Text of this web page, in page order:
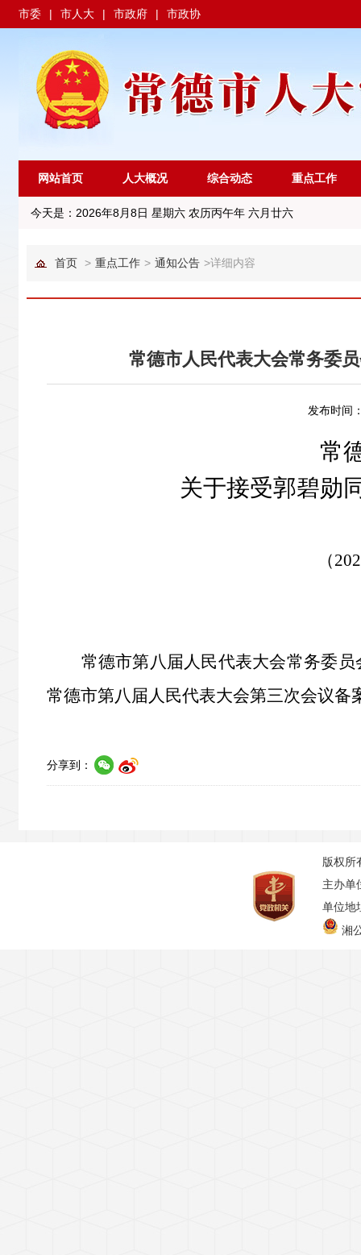
市委 | 市人大 | 市政府 | 市政协
网站首页 人大概况 综合动态 重点工作
今天是： 2026年8月8日 星期六 农历丙午年 六月廿六
首页 > 重点工作 > 通知公告 >详细内容
常德市人民代表大会常务委
发布时间
常
关于接受郭碧勋
（202
常德市第八届人民代表大会常务委员
常德市第八届人民代表大会第三次会议备
分享到：
版权所
主办单
单位地
湘